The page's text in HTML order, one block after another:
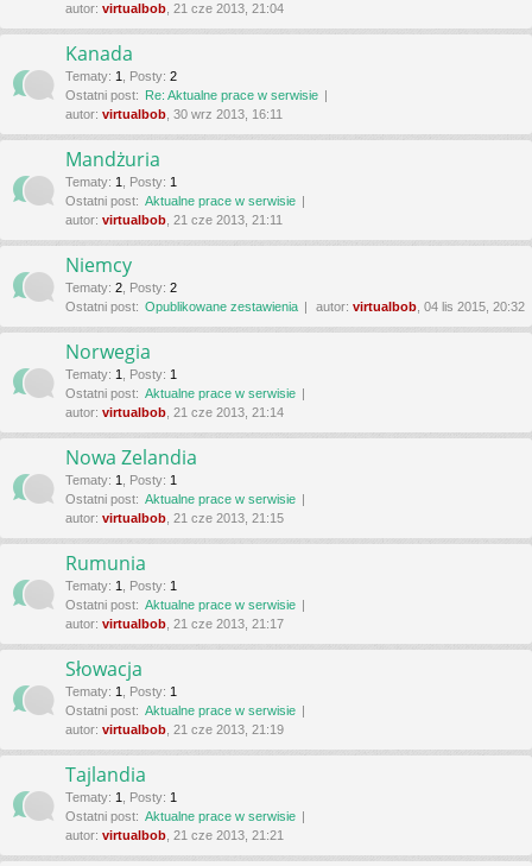
autor: virtualbob , 21 cze 2013, 21:04
Kanada
Tematy: 1 Posty: 2
Ostatni post: Re: Aktualne prace w serwisie
autor: virtualbob , 30 wrz 2013, 16:11
Mandżuria
Tematy: 1 Posty: 1
Ostatni post: Aktualne prace w serwisie
autor: virtualbob , 21 cze 2013, 21:11
Niemcy
Tematy: 2 Posty: 2
Ostatni post: Opublikowane zestawienia autor: virtualbob , 04 lis 2015, 20:32
Norwegia
Tematy: 1 Posty: 1
Ostatni post: Aktualne prace w serwisie
autor: virtualbob , 21 cze 2013, 21:14
Nowa Zelandia
Tematy: 1 Posty: 1
Ostatni post: Aktualne prace w serwisie
autor: virtualbob , 21 cze 2013, 21:15
Rumunia
Tematy: 1 Posty: 1
Ostatni post: Aktualne prace w serwisie
autor: virtualbob , 21 cze 2013, 21:17
Słowacja
Tematy: 1 Posty: 1
Ostatni post: Aktualne prace w serwisie
autor: virtualbob , 21 cze 2013, 21:19
Tajlandia
Tematy: 1 Posty: 1
Ostatni post: Aktualne prace w serwisie
autor: virtualbob , 21 cze 2013, 21:21